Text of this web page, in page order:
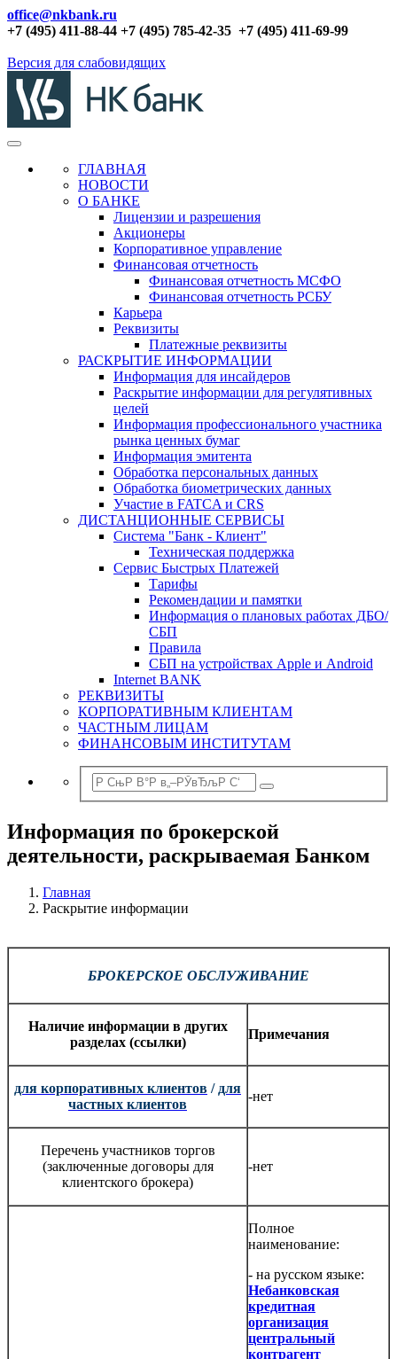
office@nkbank.ru
+7 (495) 411-88-44 +7 (495) 785-42-35 +7 (495) 411-69-99
Версия для слабовидящих
ГЛАВНАЯ
НОВОСТИ
О БАНКЕ
Лицензии и разрешения
Акционеры
Корпоративное управление
Финансовая отчетность
Финансовая отчетность МСФО
Финансовая отчетность РСБУ
Карьера
Реквизиты
Платежные реквизиты
РАСКРЫТИЕ ИНФОРМАЦИИ
Информация для инсайдеров
Раскрытие информации для регулятивных
целей
Информация профессионального участника
рынка ценных бумаг
Информация эмитента
Обработка персональных данных
Обработка биометрических данных
Участие в FATCA и CRS
ДИСТАНЦИОННЫЕ СЕРВИСЫ
Система "Банк - Клиент"
Техническая поддержка
Сервис Быстрых Платежей
Тарифы
Рекомендации и памятки
Информация о плановых работах ДБО/
СБП
Правила
СБП на устройствах Apple и Android
Internet BANK
РЕКВИЗИТЫ
КОРПОРАТИВНЫМ КЛИЕНТАМ
ЧАСТНЫМ ЛИЦАМ
ФИНАНСОВЫМ ИНСТИТУТАМ
Информация по брокерской
деятельности, раскрываемая Банком
Главная
Раскрытие информации
БРОКЕРСКОЕ ОБСЛУЖИВАНИЕ
Наличие информации в других
разделах (ссылки)
Примечания
для корпоративных клиентов /для
частных клиентов
-нет
Перечень участников торгов
(заключенные договоры для
клиентского брокера)
-нет
Полное
наименование:
- на русском языке:
Небанковская
кредитная
организация
центральный
контрагент